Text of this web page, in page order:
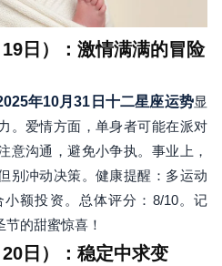
日）：激情满满的冒险
年10月31日十二星座运势显
。爱情方面，单身者可能在派对
意沟通，避免小争执。事业上，
别冲动决策。健康提醒：多运动
额投资。总体评分：8/10。记
的甜蜜惊喜！
日）：稳定中求变